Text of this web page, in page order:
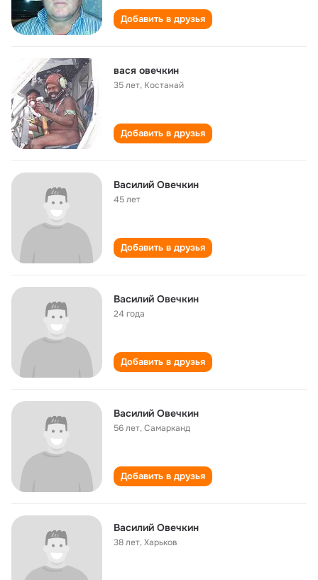
Добавить в друзья
вася овечкин
35 лет, Костанай
Добавить в друзья
Василий Овечкин
45 лет
Добавить в друзья
Василий Овечкин
24 года
Добавить в друзья
Василий Овечкин
56 лет,Самарканд
Добавить в друзья
Василий Овечкин
38 лет,Харьков